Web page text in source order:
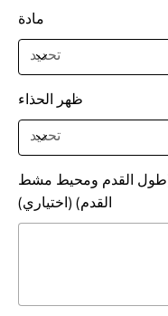
مادة
ظهر الحذاء
القدم ومحيط مشط
القدم) (اختياري)